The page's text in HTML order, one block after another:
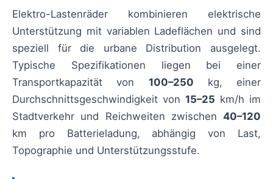
Elektro-Lastenräder kombinieren elektrische
Unterstützung mit variablen Ladeflächen und sind
speziell für die urbane Distribution ausgelegt.
Typische Spezifikationen liegen bei einer
Transportkapazität von 100–250 kg, einer
Durchschnittsgeschwindigkeit von 15–25 km/h im
Stadtverkehr und Reichweiten zwischen 40–120
km pro Batterieladung, abhängig von Last,
Topographie und Unterstützungsstufe.